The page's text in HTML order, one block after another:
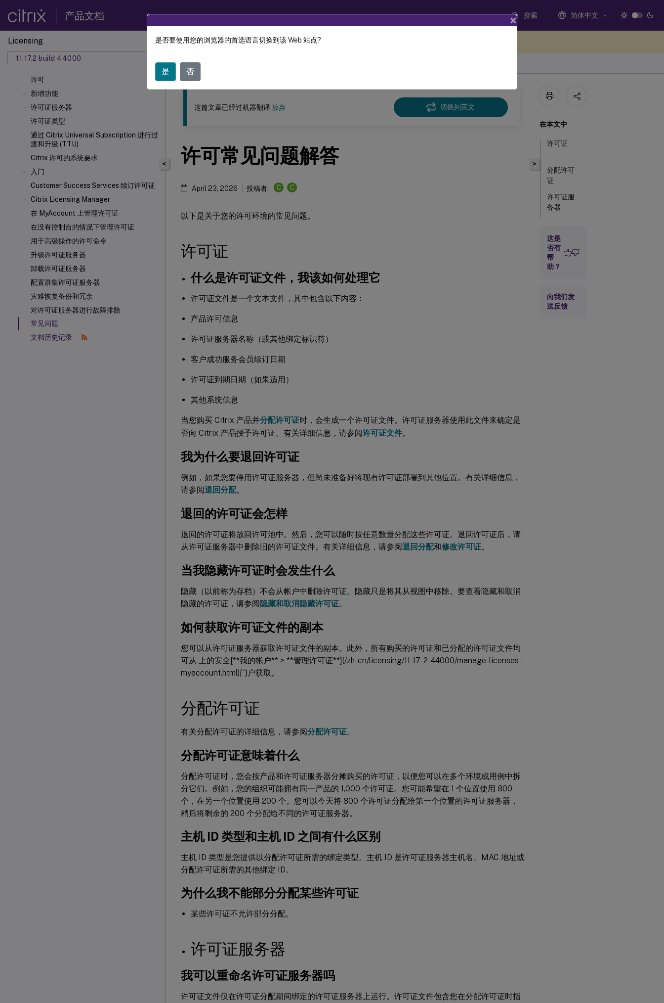
产品文档 搜索 简体中文
Licensing
11.17.2 build 44000
许可
新增功能
许可证服务器
许可证类型
通过 Citrix Universal Subscription 进行过
渡和升级 (TTU)
Citrix 许可的系统要求
入门
Customer Success Services 续订许可证
Citrix Licensing Manager
在 MyAccount 上管理许可证
在没有控制台的情况下管理许可证
用于高级操作的许可命令
升级许可证服务器
卸载许可证服务器
配置群集许可证服务器
灾难恢复备份和冗余
对许可证服务器进行故障排除
常见问题
文档历史记录
此内容已经过机器动态翻译。
<
这篇文章已经过机器翻译.放弃 切换到英文
许可常见问题解答
April 23, 2026 投稿者: C C
以下是关于您的许可环境的常见问题。
许可证
什么是许可证文件，我该如何处理它
许可证文件是一个文本文件，其中包含以下内容：
产品许可信息
许可证服务器名称（或其他绑定标识符）
客户成功服务会员续订日期
许可证到期日期（如果适用）
其他系统信息
当您购买 Citrix 产品并分配许可证时，会生成一个许可证文件。许可证服务器使用此文件来确定是
否向 Citrix 产品授予许可证。有关详细信息，请参阅许可证文件。
我为什么要退回许可证
例如，如果您要停用许可证服务器，但尚未准备好将现有许可证部署到其他位置。有关详细信息，
请参阅退回分配。
退回的许可证会怎样
退回的许可证将放回许可池中。然后，您可以随时按任意数量分配这些许可证。退回许可证后，请
从许可证服务器中删除旧的许可证文件。有关详细信息，请参阅退回分配和修改许可证。
当我隐藏许可证时会发生什么
隐藏（以前称为存档）不会从帐户中删除许可证。隐藏只是将其从视图中移除。要查看隐藏和取消
隐藏的许可证，请参阅隐藏和取消隐藏许可证。
如何获取许可证文件的副本
您可以从许可证服务器获取许可证文件的副本。此外，所有购买的许可证和已分配的许可证文件均
可从
上的安全[**我的帐户** > **管理许可证**](/zh-cn/licensing/11-17-2-44000/manage-licenses-
myaccount.html)门户获取。
分配许可证
有关分配许可证的详细信息，请参阅分配许可证。
分配许可证意味着什么
分配许可证时，您会按产品和许可证服务器分摊购买的许可证，以便您可以在多个环境或用例中拆
分它们。例如，您的组织可能拥有同一产品的 1,000 个许可证。您可能希望在 1 个位置使用 800
个，在另一个位置使用 200 个。您可以今天将 800 个许可证分配给第一个位置的许可证服务器，
稍后将剩余的 200 个分配给不同的许可证服务器。
主机 ID 类型和主机 ID 之间有什么区别
主机 ID 类型是您提供以分配许可证所需的绑定类型。主机 ID 是许可证服务器主机名、MAC 地址或
分配许可证所需的其他绑定 ID。
为什么我不能部分分配某些许可证
某些许可证不允许部分分配。
许可证服务器
我可以重命名许可证服务器吗
许可证文件仅在许可证分配期间绑定的许可证服务器上运行。许可证文件包含您在分配许可证时指
>
在本文中
许可证
分配许可
证
许可证服
务器
灾难恢复
和维护
这是
否有
帮
助？
向我们发
送反馈
×
是否要使用您的浏览器的首选语言切换到该 Web 站点?
是 否